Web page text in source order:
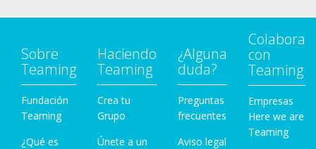
Sobre
Teaming
Fundación
Teaming
¿Qué es
Haciendo
Teaming
Crea tu
Grupo
Únete a un
¿Alguna
duda?
Preguntas
frecuentes
Aviso legal
Colabora
con
Teaming
Empresas
Here we are
Teaming